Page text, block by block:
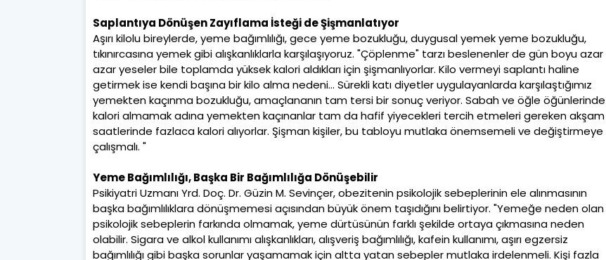
Saplantıya Dönüşen Zayıflama İsteği de Şişmanlatıyor
Aşırı kilolu bireylerde, yeme bağımlılığı, gece yeme bozukluğu, duygusal yemek yeme bozukluğu,
tıkınırcasına yemek gibi alışkanlıklarla karşılaşıyoruz. "Çöplenme" tarzı beslenenler de gün boyu azar
azar yeseler bile toplamda yüksek kalori aldıkları için şişmanlıyorlar. Kilo vermeyi saplantı haline
getirmek ise kendi başına bir kilo alma nedeni… Sürekli katı diyetler uygulayanlarda karşılaştığımız
yemekten kaçınma bozukluğu, amaçlananın tam tersi bir sonuç veriyor. Sabah ve öğle öğünlerinde
kalori almamak adına yemekten kaçınanlar tam da hafif yiyecekleri tercih etmeleri gereken akşam
saatlerinde fazlaca kalori alıyorlar. Şişman kişiler, bu tabloyu mutlaka önemsemeli ve değiştirmeye
çalışmalı. "
Yeme Bağımlılığı, Başka Bir Bağımlılığa Dönüşebilir
Psikiyatri Uzmanı Yrd. Doç. Dr. Güzin M. Sevinçer, obezitenin psikolojik sebeplerinin ele alınmasının
başka bağımlılıklara dönüşmemesi açısından büyük önem taşıdığını belirtiyor. "Yemeğe neden olan
psikolojik sebeplerin farkında olmamak, yeme dürtüsünün farklı şekilde ortaya çıkmasına neden
olabilir. Sigara ve alkol kullanımı alışkanlıkları, alışveriş bağımlılığı, kafein kullanımı, aşırı egzersiz
bağımlılığı gibi başka sorunlar yaşamamak için altta yatan sebepler mutlaka irdelenmeli. Kişi fazla